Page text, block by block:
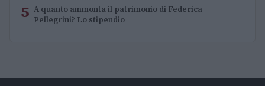
5 A quanto ammonta il patrimonio di Federica
Pellegrini? Lo stipendio